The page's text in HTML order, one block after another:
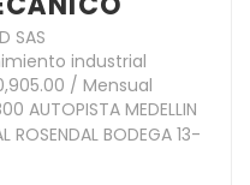
SAS
industrial
/ Mensual
AUTOPISTA MEDELLIN
ROSENDAL BODEGA 13-